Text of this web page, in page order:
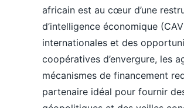
africain est au cœur d’une
d’intelligence économique
internationales et des
coopératives d’envergure, les
mécanismes de financement
partenaire idéal pour fournir